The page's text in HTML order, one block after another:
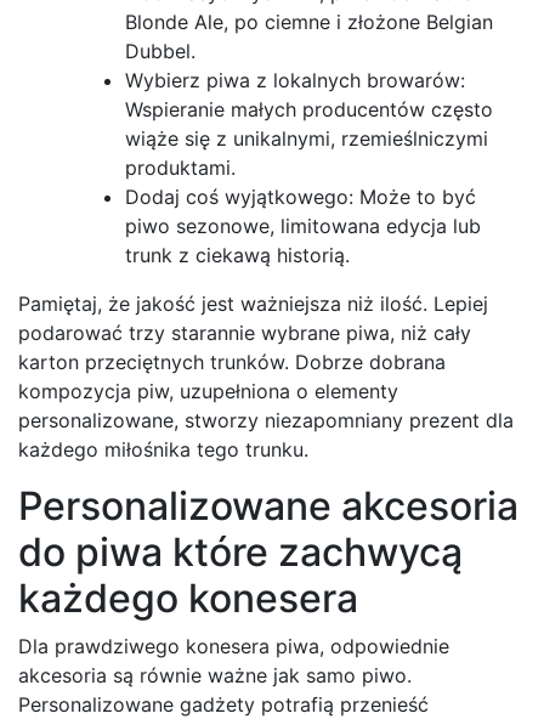
Blonde Ale, po ciemne i złożone Belgian
Dubbel.
Wybierz piwa z lokalnych browarów:
Wspieranie małych producentów często
wiąże się z unikalnymi, rzemieślniczymi
produktami.
Dodaj coś wyjątkowego: Może to być
piwo sezonowe, limitowana edycja lub
trunk z ciekawą historią.
Pamiętaj, że jakość jest ważniejsza niż ilość. Lepiej
podarować trzy starannie wybrane piwa, niż cały
karton przeciętnych trunków. Dobrze dobrana
kompozycja piw, uzupełniona o elementy
personalizowane, stworzy niezapomniany prezent dla
każdego miłośnika tego trunku.
Personalizowane akcesoria
do piwa które zachwycą
każdego konesera
Dla prawdziwego konesera piwa, odpowiednie
akcesoria są równie ważne jak samo piwo.
Personalizowane gadżety potrafią przenieść